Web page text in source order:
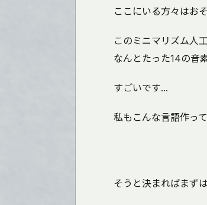
ここにいる方々はお
このミニマリズム人
なんとたった14の音
すごいです...
私もこんな言語作っ
そうと決まればまず